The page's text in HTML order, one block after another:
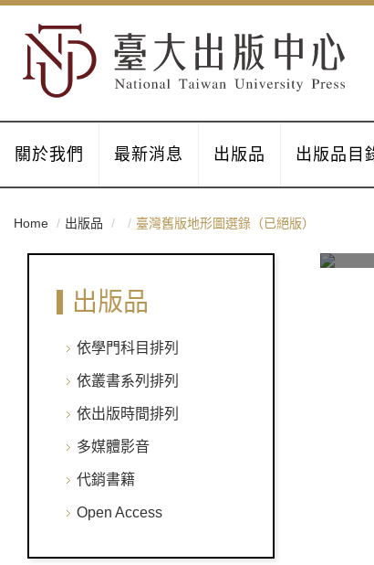
關於我們 最新消息 出版品 出版品目
Home 出版品 臺灣舊版地形圖選錄（已絕版）
出版品
依學門科目排列
依叢書系列排列
依出版時間排列
多媒體影音
代銷書籍
Open Access